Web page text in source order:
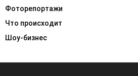
Фоторепортажи
Что происходит
Шоу-бизнес